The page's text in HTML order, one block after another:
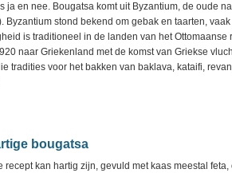
ja en nee. Bougatsa komt uit Byzantium, de oude
Byzantium stond bekend om gebak en taarten,
is traditioneel in de landen van het Ottomaanse
naar Griekenland met de komst van Griekse
tradities voor het bakken van baklava, kataifi,
bougatsa
recept kan hartig zijn, gevuld met kaas meestal